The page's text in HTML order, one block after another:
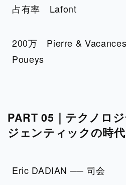
占有率 Lafont
200万 Pierre &
Poueys
PART 05｜テクノロ
ジェンティックの時
Eric DADIAN ── 司会